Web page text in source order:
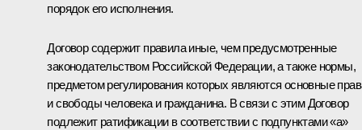
порядок его исполнения.
Договор содержит правила иные, чем предусмотренные
законодательством Российской Федерации, а также нормы,
предметом регулирования которых являются основные
и свободы человека и гражданина. В связи с этим Договор
подлежит ратификации в соответствии с подпунктами «а»